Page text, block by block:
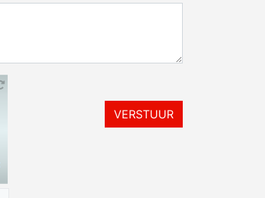
VERSTUUR